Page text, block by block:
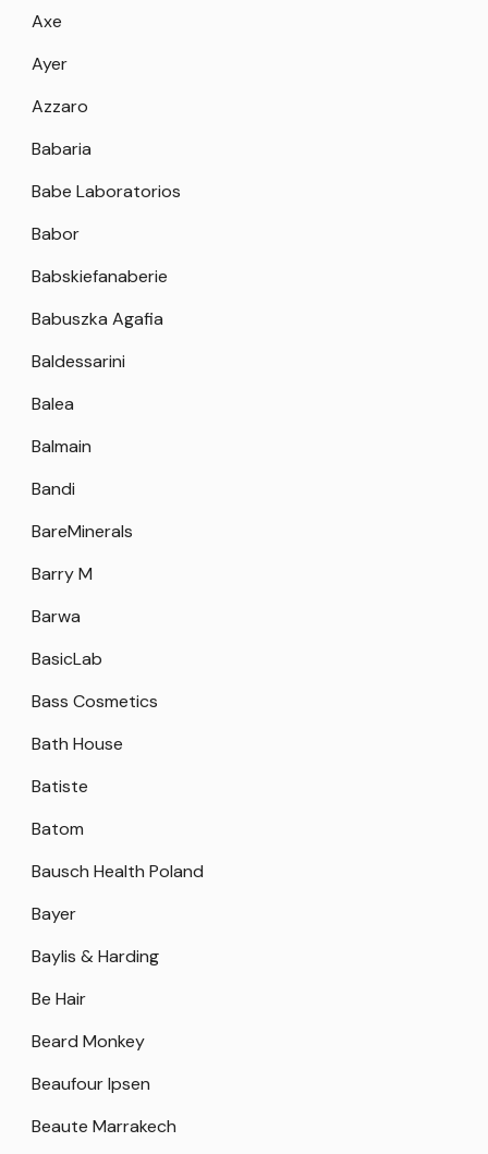
Axe
Ayer
Azzaro
Babaria
Babe Laboratorios
Babor
Babskiefanaberie
Babuszka Agafia
Baldessarini
Balea
Balmain
Bandi
BareMinerals
Barry M
Barwa
BasicLab
Bass Cosmetics
Bath House
Batiste
Batom
Bausch Health Poland
Bayer
Baylis & Harding
Be Hair
Beard Monkey
Beaufour Ipsen
Beaute Marrakech